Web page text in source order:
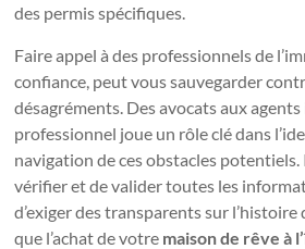
des permis spécifiques.
Faire appel à des professionnels de
confiance, peut vous sauvegarder
désagréments. Des avocats aux
professionnel joue un rôle clé dans
navigation de ces obstacles potentiels.
vérifier et de valider toutes les
d’exiger des transparents sur
que l’achat de votre maison de rêve à